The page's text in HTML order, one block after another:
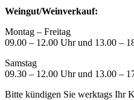
Weingut/Weinverkauf:
Montag – Freitag
09.00 – 12.00 Uhr und 13.00 –
Samstag
09.30 – 12.00 Uhr und 13.00 –
Bitte kündigen Sie werktags Ihr